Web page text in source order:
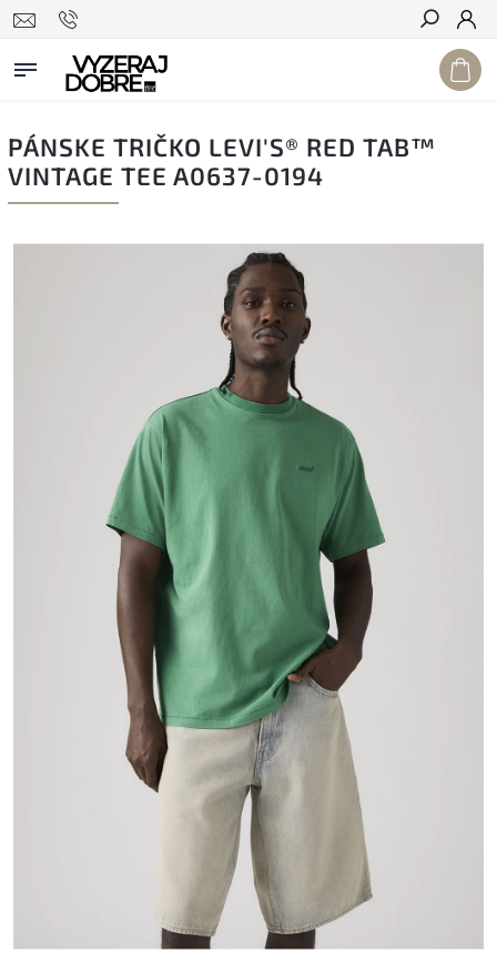
Hľadať
PÁNSKE TRIČKO LEVI'S® RED TAB™
VINTAGE TEE A0637-0194